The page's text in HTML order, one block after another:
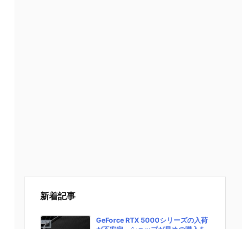
新着記事
GeForce RTX 5000シリーズの入荷